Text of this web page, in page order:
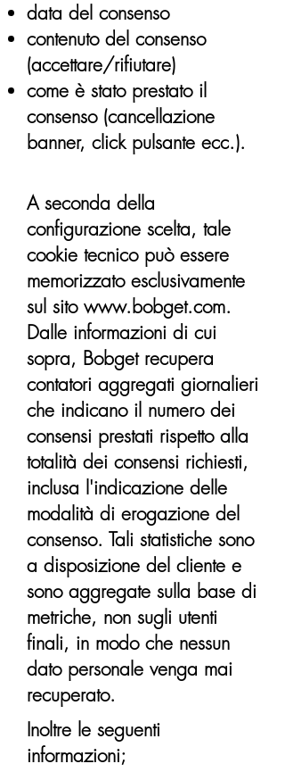
data del consenso
contenuto del consenso
(accettare/rifiutare)
come è stato prestato il
consenso (cancellazione
banner, click pulsante ecc.).
A seconda della
configurazione scelta, tale
cookie tecnico può essere
memorizzato esclusivamente
sul sito www.bobget.com.
Dalle informazioni di cui
sopra, Bobget recupera
contatori aggregati giornalieri
che indicano il numero dei
consensi prestati rispetto alla
totalità dei consensi richiesti,
inclusa l'indicazione delle
modalità di erogazione del
consenso. Tali statistiche sono
a disposizione del cliente e
sono aggregate sulla base di
metriche, non sugli utenti
finali, in modo che nessun
dato personale venga mai
recuperato.
Inoltre le seguenti
informazioni;